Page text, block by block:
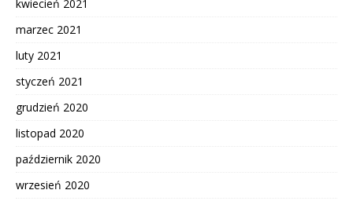
kwiecień 2021
marzec 2021
luty 2021
styczeń 2021
grudzień 2020
listopad 2020
październik 2020
wrzesień 2020